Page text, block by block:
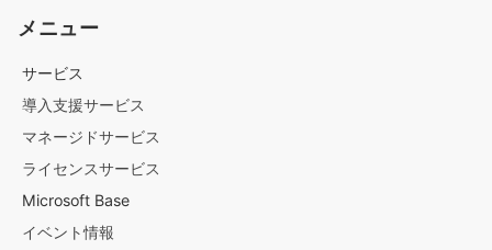
メニュー
サービス
導入支援サービス
マネージドサービス
ライセンスサービス
Microsoft Base
イベント情報